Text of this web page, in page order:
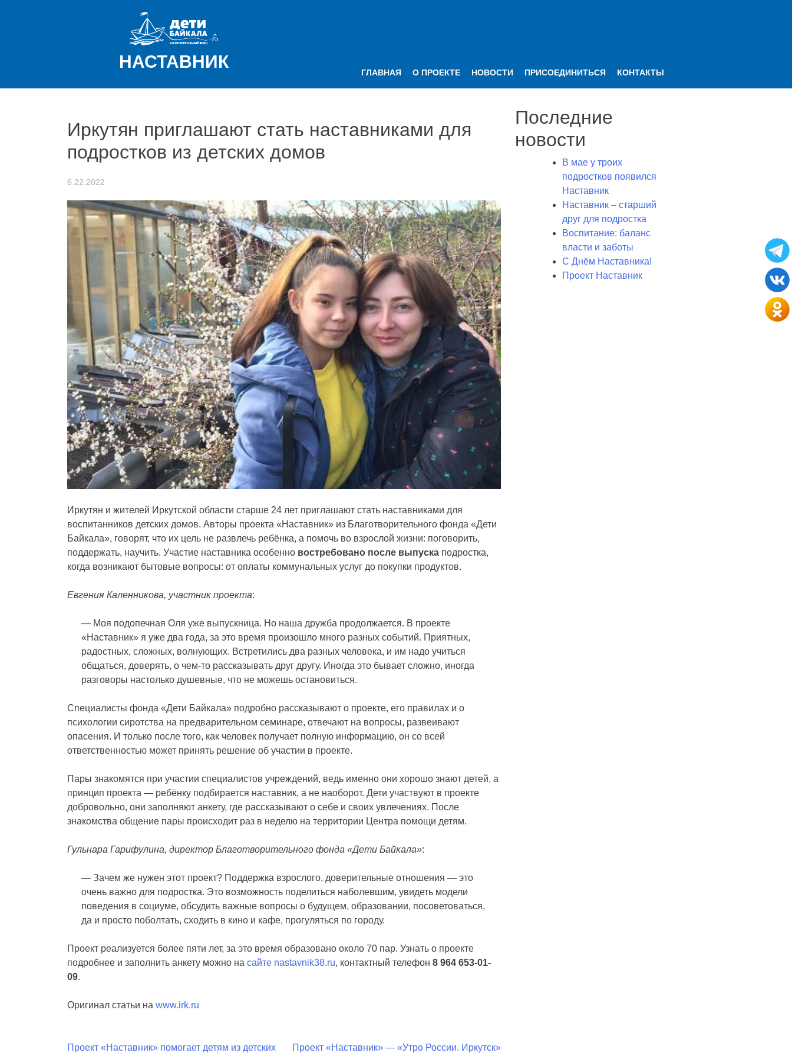
НАСТАВНИК
ГЛАВНАЯ О ПРОЕКТЕ НОВОСТИ ПРИСОЕДИНИТЬСЯ КОНТАКТЫ
Иркутян приглашают стать наставниками для
подростков из детских домов
6.22.2022
Иркутян и жителей Иркутской области старше 24 лет приглашают стать наставниками для
воспитанников детских домов. Авторы проекта «Наставник» из Благотворительного фонда «Дети
Байкала», говорят, что их цель не развлечь ребёнка, а помочь во взрослой жизни: поговорить,
поддержать, научить. Участие наставника особенно востребовано после выпуска подростка,
когда возникают бытовые вопросы: от оплаты коммунальных услуг до покупки продуктов.
Евгения Каленникова, участник проекта:
— Моя подопечная Оля уже выпускница. Но наша дружба продолжается. В проекте
«Наставник» я уже два года, за это время произошло много разных событий. Приятных,
радостных, сложных, волнующих. Встретились два разных человека, и им надо учиться
общаться, доверять, о чем-то рассказывать друг другу. Иногда это бывает сложно, иногда
разговоры настолько душевные, что не можешь остановиться.
Специалисты фонда «Дети Байкала» подробно рассказывают о проекте, его правилах и о
психологии сиротства на предварительном семинаре, отвечают на вопросы, развеивают
опасения. И только после того, как человек получает полную информацию, он со всей
ответственностью может принять решение об участии в проекте.
Пары знакомятся при участии специалистов учреждений, ведь именно они хорошо знают детей, а
принцип проекта — ребёнку подбирается наставник, а не наоборот. Дети участвуют в проекте
добровольно, они заполняют анкету, где рассказывают о себе и своих увлечениях. После
знакомства общение пары происходит раз в неделю на территории Центра помощи детям.
Гульнара Гарифулина, директор Благотворительного фонда «Дети Байкала»:
— Зачем же нужен этот проект? Поддержка взрослого, доверительные отношения — это
очень важно для подростка. Это возможность поделиться наболевшим, увидеть модели
поведения в социуме, обсудить важные вопросы о будущем, образовании, посоветоваться,
да и просто поболтать, сходить в кино и кафе, прогуляться по городу.
Проект реализуется более пяти лет, за это время образовано около 70 пар. Узнать о проекте
подробнее и заполнить анкету можно на сайте nastavnik38.ru, контактный телефон 8 964 653-01-
09.
Оригинал статьи на www.irk.ru
Навигация
Проект «Наставник» помогает детям из детских Проект «Наставник» — «Утро России. Иркутск»
Последние
новости
В мае у троих
подростков появился
Наставник
Наставник – старший
друг для подростка
Воспитание: баланс
власти и заботы
С Днём Наставника!
Проект Наставник